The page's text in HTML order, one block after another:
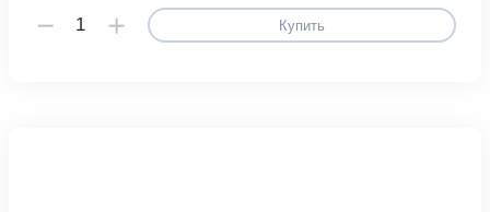
Купить